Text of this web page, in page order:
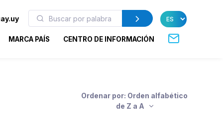
MARCA PAÍS CENTRO DE INFORMACIÓN
Ordenar por: Orden alfabético
de Z a A